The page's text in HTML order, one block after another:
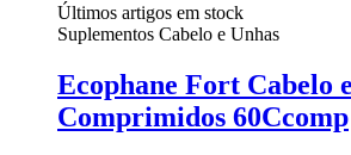
Últimos artigos em stock
Suplementos Cabelo e Unhas
Ecophane Fort Cabelo
Comprimidos 60Ccomp